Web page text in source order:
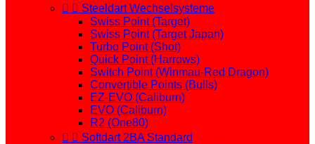
  Steeldart Wechselsysteme
Swiss Point (Target)
Swiss Point (Target Japan)
Turbo Point (Shot)
Quick Point (Harrows)
Switch Point (Winmau-Red Dragon)
Convertible Points (Bulls)
EZ-EVO (Caliburn)
EVO (Caliburn)
R2 (One80)
  Softdart 2BA Standard